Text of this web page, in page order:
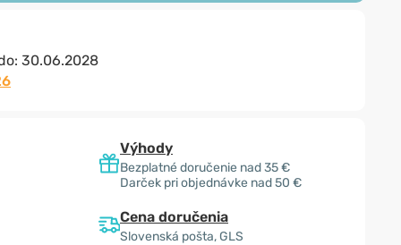
30.06.2028
Výhody
Bezplatné doručenie nad 35 €
Darček pri objednávke nad 50 €
Cena doručenia
Slovenská pošta, GLS